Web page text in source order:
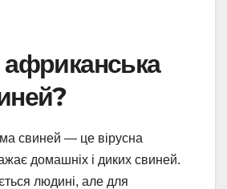
свиней — це вірусна
домашніх і диких свиней.
людині, але для